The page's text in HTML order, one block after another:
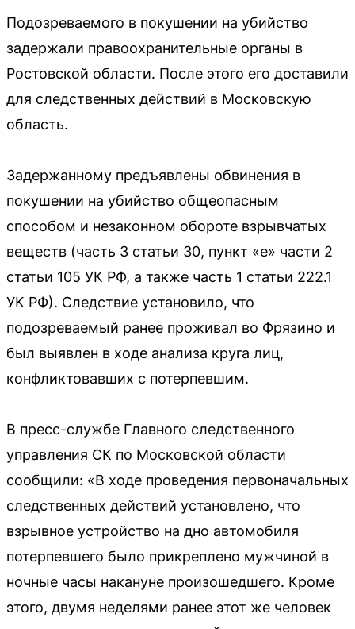
Подозреваемого в покушении на убийство
задержали правоохранительные органы в
Ростовской области. После этого его доставили
для следственных действий в Московскую
область.
Задержанному предъявлены обвинения в
покушении на убийство общеопасным
способом и незаконном обороте взрывчатых
веществ (часть 3 статьи 30, пункт «е» части 2
статьи 105 УК РФ, а также часть 1 статьи 222.1
УК РФ). Следствие установило, что
подозреваемый ранее проживал во Фрязино и
был выявлен в ходе анализа круга лиц,
конфликтовавших с потерпевшим.
В пресс-службе Главного следственного
управления СК по Московской области
сообщили: «В ходе проведения первоначальных
следственных действий установлено, что
взрывное устройство на дно автомобиля
потерпевшего было прикреплено мужчиной в
ночные часы накануне произошедшего. Кроме
этого, двумя неделями ранее этот же человек